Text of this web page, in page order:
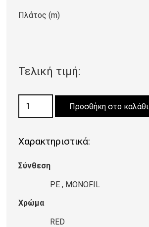
Πλάτος (m)
Τελική τιμή:
RED
ποσότητα
Προσθήκη στο καλάθι
Χαρακτηριστικά:
Σύνθεση
PE , MONOFIL
Χρώμα
RED